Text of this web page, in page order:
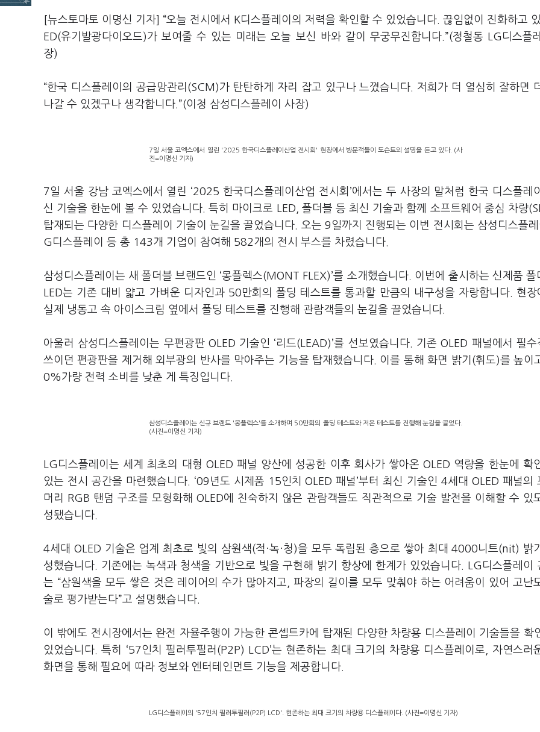
[뉴스토마토 이명신 기자] “오늘 전시에서 K디스플레이의 저력을 확인할 수 있었습니다. 끊임없이 진화하고
ED(유기발광다이오드)가 보여줄 수 있는 미래는 오늘 보신 바와 같이 무궁무진합니다.”(정철동 LG디스플
장)
“한국 디스플레이의 공급망관리(SCM)가 탄탄하게 자리 잡고 있구나 느꼈습니다. 저희가 더 열심히 잘하면
나갈 수 있겠구나 생각합니다.”(이청 삼성디스플레이 사장)
7일 서울 코엑스에서 열린 '2025 한국디스플레이산업 전시회' 현장에서 방문객들이 도슨트의 설명을 듣고 있다. (사
진=이명신 기자)
7일 서울 강남 코엑스에서 열린 ‘2025 한국디스플레이산업 전시회’에서는 두 사장의 말처럼 한국 디스플레
신 기술을 한눈에 볼 수 있었습니다. 특히 마이크로 LED, 폴더블 등 최신 기술과 함께 소프트웨어 중심 차량
탑재되는 다양한 디스플레이 기술이 눈길을 끌었습니다. 오는 9일까지 진행되는 이번 전시회는 삼성디스플
G디스플레이 등 총 143개 기업이 참여해 582개의 전시 부스를 차렸습니다.
삼성디스플레이는 새 폴더블 브랜드인 ‘몽플렉스(MONT FLEX)’를 소개했습니다. 이번에 출시하는 신제품 폴
LED는 기존 대비 얇고 가벼운 디자인과 50만회의 폴딩 테스트를 통과할 만큼의 내구성을 자랑합니다. 현장
실제 냉동고 속 아이스크림 옆에서 폴딩 테스트를 진행해 관람객들의 눈길을 끌었습니다.
아울러 삼성디스플레이는 무편광판 OLED 기술인 ‘리드(LEAD)’를 선보였습니다. 기존 OLED 패널에서 필수
쓰이던 편광판을 제거해 외부광의 반사를 막아주는 기능을 탑재했습니다. 이를 통해 화면 밝기(휘도)를 높이
0%가량 전력 소비를 낮춘 게 특징입니다.
삼성디스플레이는 신규 브랜드 '몽플렉스'를 소개하며 50만회의 폴딩 테스트와 저온 테스트를 진행해 눈길을 끌었다.
(사진=이명신 기자)
LG디스플레이는 세계 최초의 대형 OLED 패널 양산에 성공한 이후 회사가 쌓아온 OLED 역량을 한눈에 확
있는 전시 공간을 마련했습니다. ‘09년도 시제품 15인치 OLED 패널’부터 최신 기술인 4세대 OLED 패널의
머리 RGB 탠덤 구조를 모형화해 OLED에 친숙하지 않은 관람객들도 직관적으로 기술 발전을 이해할 수 있
성됐습니다.
4세대 OLED 기술은 업계 최초로 빛의 삼원색(적·녹·청)을 모두 독립된 층으로 쌓아 최대 4000니트(nit) 밝
성했습니다. 기존에는 녹색과 청색을 기반으로 빛을 구현해 밝기 향상에 한계가 있었습니다. LG디스플레이
는 “삼원색을 모두 쌓은 것은 레이어의 수가 많아지고, 파장의 길이를 모두 맞춰야 하는 어려움이 있어 고난
술로 평가받는다”고 설명했습니다.
이 밖에도 전시장에서는 완전 자율주행이 가능한 콘셉트카에 탑재된 다양한 차량용 디스플레이 기술들을 확
있었습니다. 특히 ‘57인치 필러투필러(P2P) LCD’는 현존하는 최대 크기의 차량용 디스플레이로, 자연스러
화면을 통해 필요에 따라 정보와 엔터테인먼트 기능을 제공합니다.
LG디스플레이의 '57인치 필러투필러(P2P) LCD'. 현존하는 최대 크기의 차량용 디스플레이다. (사진=이명신 기자)